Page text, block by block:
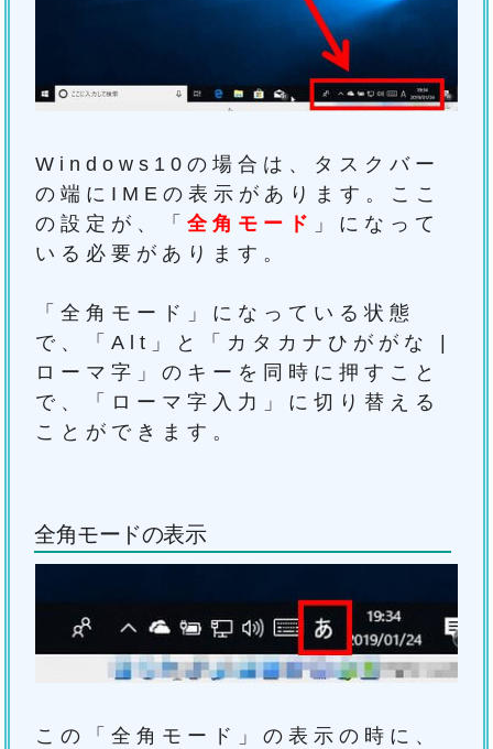
Windows10の場合は、タスクバー
の端にIMEの表示があります。ここ
の設定が、「全角モード 」になって
いる必要があります。
「全角モード」になっている状態
で、「Alt」と「カタカナひががな |
ローマ字」のキーを同時に押すこと
で、「ローマ字入力」に切り替える
ことができます。
全角モードの表示
この「全角モード」の表示の時に、